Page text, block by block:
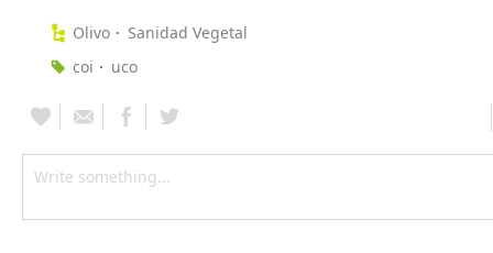
Olivo
Sanidad Vegetal
coi
uco